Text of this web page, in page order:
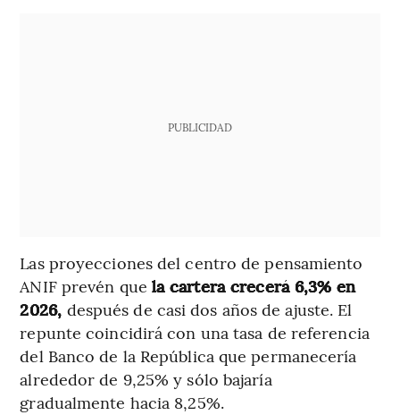
PUBLICIDAD
Las proyecciones del centro de pensamiento
ANIF prevén que la cartera crecerá 6,3% en
2026, después de casi dos años de ajuste. El
repunte coincidirá con una tasa de referencia
del Banco de la República que permanecería
alrededor de 9,25% y sólo bajaría
gradualmente hacia 8,25%.